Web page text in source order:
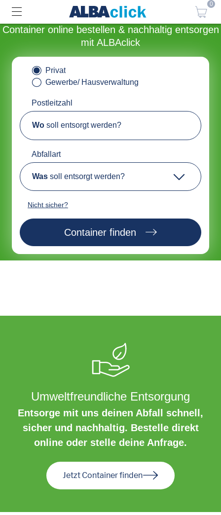
0
Container online bestellen & nachhaltig entsorgen
mit ALBAclick
Privat
Gewerbe/ Hausverwaltung
Postleitzahl
Wo soll entsorgt werden?
Abfallart
Was soll entsorgt werden?
Nicht sicher?
Container finden
Umweltfreundliche Entsorgung
Entsorge mit uns deinen Abfall schnell,
sicher und nachhaltig. Bestelle direkt
online oder stelle deine Anfrage.
Jetzt Container finden